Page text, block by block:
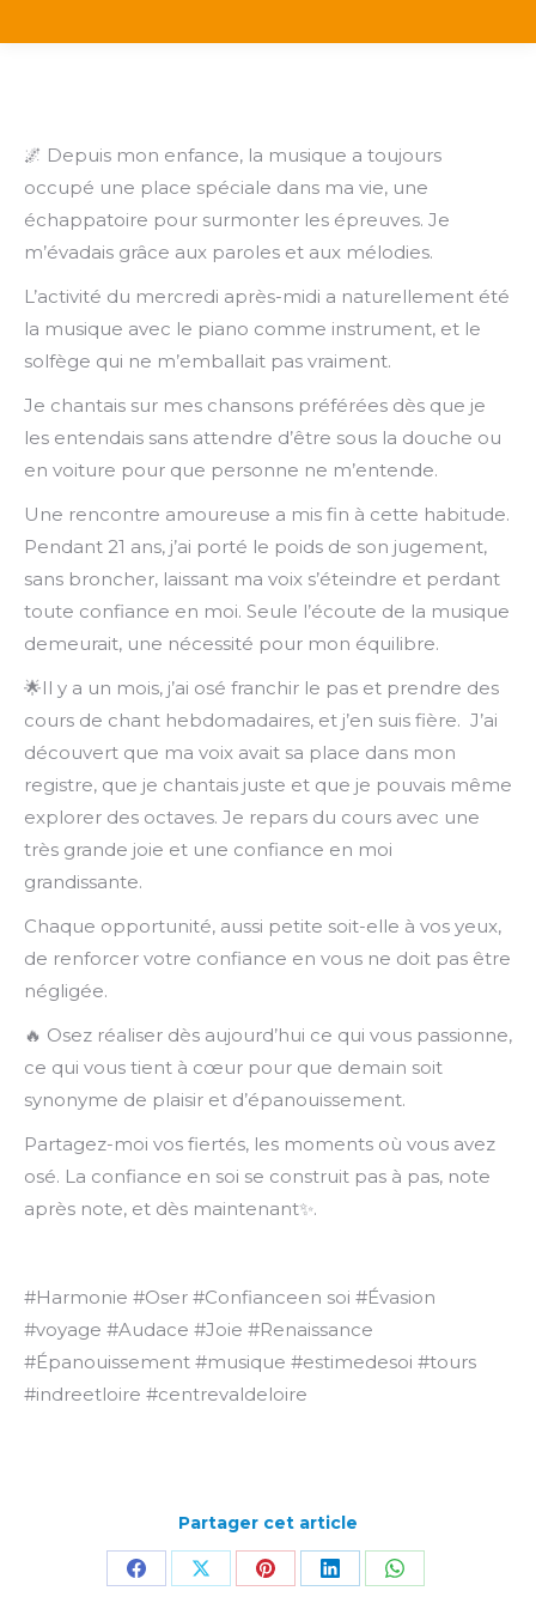
🌌 Depuis mon enfance, la musique a toujours
occupé une place spéciale dans ma vie, une
échappatoire pour surmonter les épreuves. Je
m’évadais grâce aux paroles et aux mélodies.
L’activité du mercredi après-midi a naturellement été
la musique avec le piano comme instrument, et le
solfège qui ne m’emballait pas vraiment.
Je chantais sur mes chansons préférées dès que je
les entendais sans attendre d’être sous la douche ou
en voiture pour que personne ne m’entende.
Une rencontre amoureuse a mis fin à cette habitude.
Pendant 21 ans, j’ai porté le poids de son jugement,
sans broncher, laissant ma voix s’éteindre et perdant
toute confiance en moi. Seule l’écoute de la musique
demeurait, une nécessité pour mon équilibre.
🌟Il y a un mois, j’ai osé franchir le pas et prendre des
cours de chant hebdomadaires, et j’en suis fière. J’ai
découvert que ma voix avait sa place dans mon
registre, que je chantais juste et que je pouvais même
explorer des octaves. Je repars du cours avec une
très grande joie et une confiance en moi
grandissante.
Chaque opportunité, aussi petite soit-elle à vos yeux,
de renforcer votre confiance en vous ne doit pas être
négligée.
🔥 Osez réaliser dès aujourd’hui ce qui vous passionne,
ce qui vous tient à cœur pour que demain soit
synonyme de plaisir et d’épanouissement.
Partagez-moi vos fiertés, les moments où vous avez
osé. La confiance en soi se construit pas à pas, note
après note, et dès maintenant✨.
#Harmonie #Oser #Confianceen soi #Évasion
#voyage #Audace #Joie #Renaissance
#Épanouissement #musique #estimedesoi #tours
#indreetloire #centrevaldeloire
Partager cet article
PartagerPartagerPartagerPartagerPartager